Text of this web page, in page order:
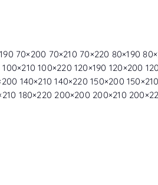
70×200 70×210 70×220 80×190
100×220 120×190 120×200
140×210 140×220 150×200
180×220 200×200 200×210